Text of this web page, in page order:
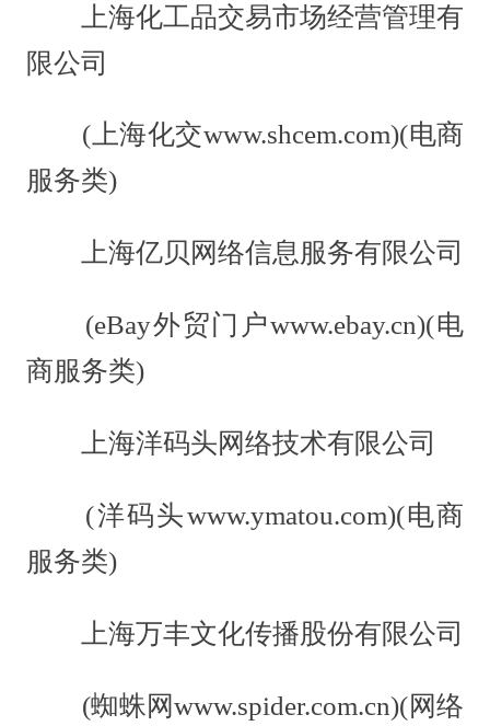
上海化工品交易市场经营管理有
限公司
(上海化交www.shcem.com)(电商
服务类)
上海亿贝网络信息服务有限公司
(eBay外贸门户www.ebay.cn)(电
商服务类)
上海洋码头网络技术有限公司
(洋码头www.ymatou.com)(电商
服务类)
上海万丰文化传播股份有限公司
(蜘蛛网www.spider.com.cn)(网络